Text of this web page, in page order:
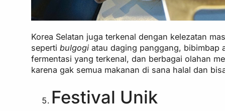
Korea Selatan juga terkenal dengan kelezatan
sepertibulgogi atau daging panggang, bibimbap
fermentasi yang terkenal, dan berbagai olahan
karena gak semua makanan di sana halal dan
Festival Unik